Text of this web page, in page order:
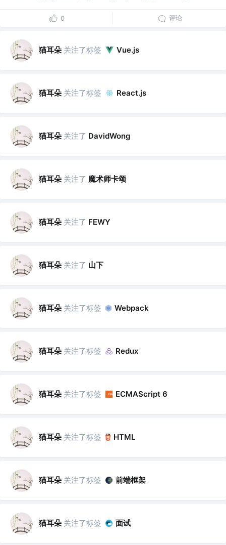
0 评论
猫耳朵 关注了标签 Vue.js
猫耳朵 关注了标签 React.js
猫耳朵 关注了 DavidWong
猫耳朵 关注了 魔术师卡颂
猫耳朵 关注了 FEWY
猫耳朵 关注了 山下
猫耳朵 关注了标签 Webpack
猫耳朵 关注了标签 Redux
猫耳朵 关注了标签 ECMAScript 6
猫耳朵 关注了标签 HTML
猫耳朵 关注了标签 前端框架
猫耳朵 关注了标签 面试